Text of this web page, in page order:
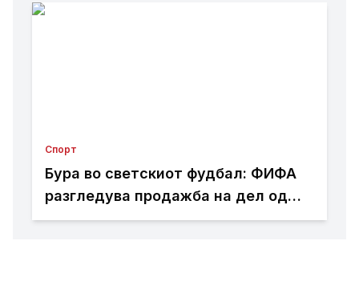
Спорт
Бура во светскиот фудбал: ФИФА
разгледува продажба на дел од
Мундијалот?